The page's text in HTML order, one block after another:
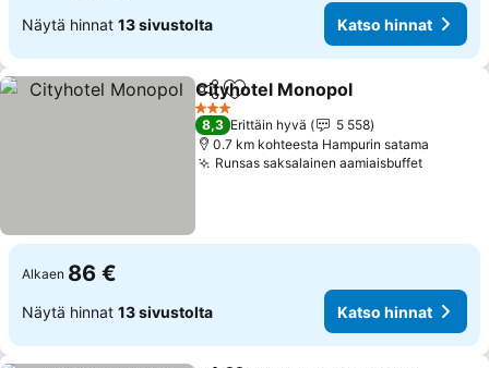
Näytä hinnat 13 sivustolta Katso hinnat
Jaa Lisää suosikkeihin
Cityhotel Monopol
3 Tähtiluokitus
8,3 Erittäin hyvä
5 558
0.7 km kohteesta Hampurin satama
Runsas saksalainen aamiaisbuffet
Alkaen 86 €
Näytä hinnat 13 sivustolta Katso hinnat